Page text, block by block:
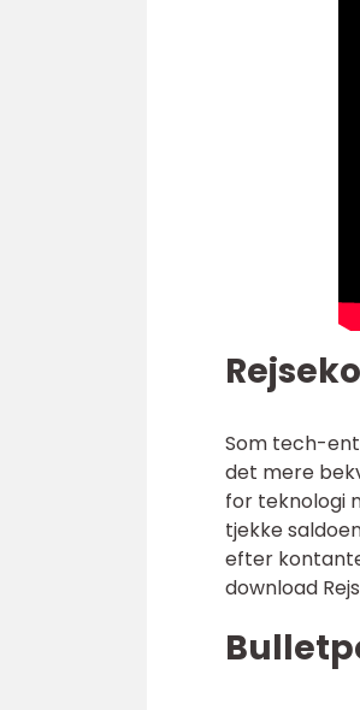
Som tech-
det mere
for teknologi
tjekke
efter
download